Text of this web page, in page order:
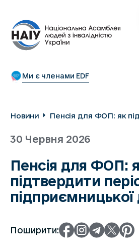
Ми є членами EDF
Новини
Пенсія для ФОП: як
30 Червня 2026
Пенсія для ФОП:
підтвердити
підприємницької
Поширити: